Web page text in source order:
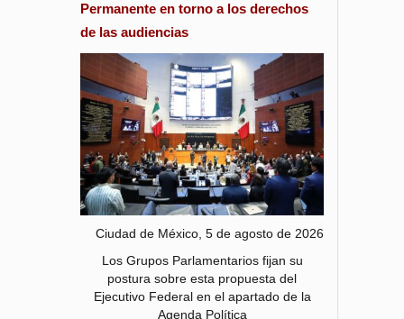
Permanente en torno a los derechos
de las audiencias
Ciudad de México, 5 de agosto de 2026
Los Grupos Parlamentarios fijan su
postura sobre esta propuesta del
Ejecutivo Federal en el apartado de la
Agenda Política